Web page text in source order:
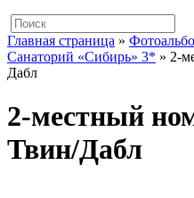
Главная страница »
Санаторий «Сибирь» 3* » 2-
Дабл
2-местный
Твин/Дабл